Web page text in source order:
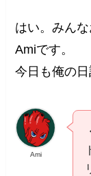
はい。みんな
Amiです。
今日も俺の
Ami